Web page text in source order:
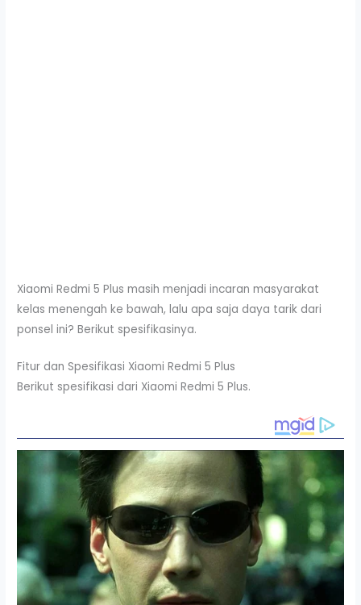
Xiaomi Redmi 5 Plus masih menjadi incaran masyarakat
kelas menengah ke bawah, lalu apa saja daya tarik dari
ponsel ini? Berikut spesifikasinya.
Fitur dan Spesifikasi Xiaomi Redmi 5 Plus
Berikut spesifikasi dari Xiaomi Redmi 5 Plus.